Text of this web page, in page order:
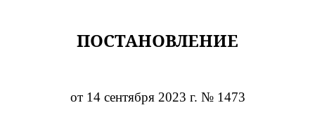
ПОСТАНОВЛЕНИЕ
от 14 сентября 2023 г. № 1473